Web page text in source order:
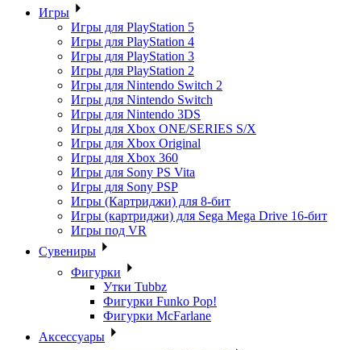
Игры
Игры для PlayStation 5
Игры для PlayStation 4
Игры для PlayStation 3
Игры для PlayStation 2
Игры для Nintendo Switch 2
Игры для Nintendo Switch
Игры для Nintendo 3DS
Игры для Xbox ONE/SERIES S/X
Игры для Xbox Original
Игры для Xbox 360
Игры для Sony PS Vita
Игры для Sony PSP
Игры (Картриджи) для 8-бит
Игры (картриджи) для Sega Mega Drive 16-бит
Игры под VR
Сувениры
Фигурки
Утки Tubbz
Фигурки Funko Pop!
Фигурки McFarlane
Аксессуары